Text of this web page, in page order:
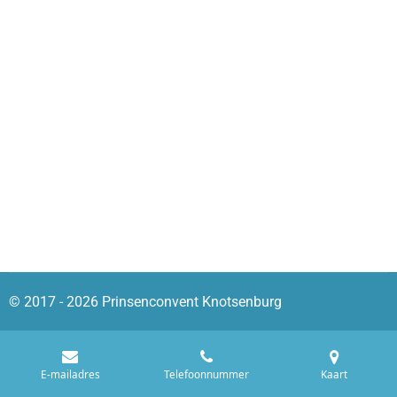
© 2017 - 2026 Prinsenconvent Knotsenburg
E-mailadres Telefoonnummer Kaart